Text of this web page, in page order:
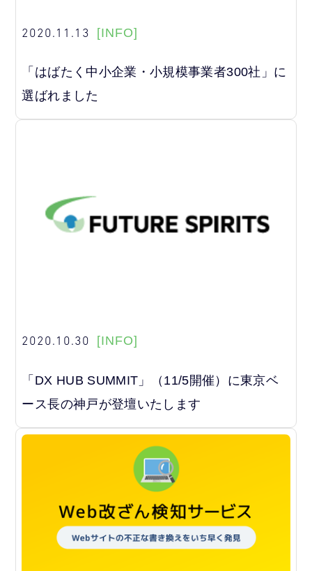
2020.11.13 [INFO]
「はばたく中小企業・小規模事業者300社」に
選ばれました
2020.10.30 [INFO]
「DX HUB SUMMIT」（11/5開催）に東京ベ
ース長の神戸が登壇いたします